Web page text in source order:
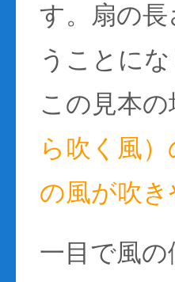
す。扇の
うことにな
この見本
ら吹く風
の風が吹
一目で風